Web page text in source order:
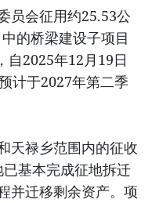
员会征用约25.53公
的桥梁建设子项目
自2025年12月19日
计于2027年第二季
天禄乡范围内的征收
基本完成征地拆迁
并迁移剩余资产。项